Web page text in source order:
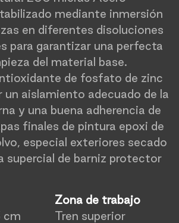
mediante inmersión
en diferentes disoluciones
para garantizar una perfecta
del material base.
de fosfato de zinc
un aislamiento adecuado de la
y una buena adherencia de
finales de pintura epoxi de
especial exteriores secado
supercial de barniz protector
cm
Zona de trabajo
Tren superior